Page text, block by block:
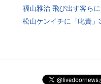
福山雅治 飛び出す客ら
松山ケンイチに「叱責」